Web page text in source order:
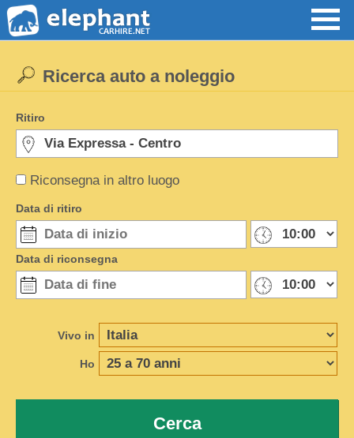
Riconsegna in altro luogo
Ricerca auto a noleggio
Ritiro
Data di ritiro
Data di riconsegna
Vivo in
Ho
Cerca